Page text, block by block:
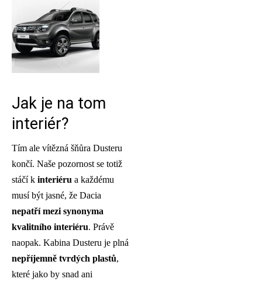
Jak je na tom
interiér?
Tím ale vítězná šňůra Dusteru
končí. Naše pozornost se totiž
stáčí k interiéru a každému
musí být jasné, že Dacia
nepatří mezi synonyma
kvalitního interiéru. Právě
naopak. Kabina Dusteru je plná
nepříjemně tvrdých plastů,
které jako by snad ani